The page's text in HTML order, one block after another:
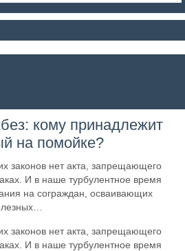
кому принадлежит
на помойке?
законов нет акта, запрещающего
И в наше турбулентное время
на сограждан, осваивающих
законов нет акта, запрещающего
И в наше турбулентное время